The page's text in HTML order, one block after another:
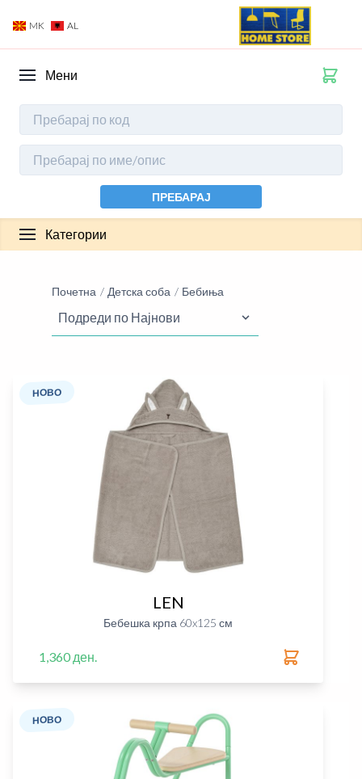
MK AL
Мени
ПРЕБАРАЈ
Категории
Почетна Детска соба Бебиња
НОВО
LEN
Бебешка крпа 60x125 см
1,360 ден.
НОВО